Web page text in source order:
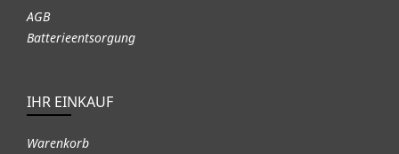
AGB
Batterieentsorgung
IHR EINKAUF
Warenkorb